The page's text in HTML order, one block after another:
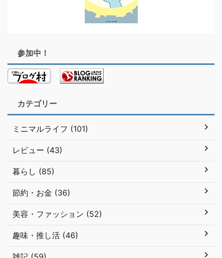
参加中！
カテゴリー
ミニマルライフ (101)
レビュー (43)
暮らし (85)
節約・お金 (36)
美容・ファッション (52)
趣味・推し活 (46)